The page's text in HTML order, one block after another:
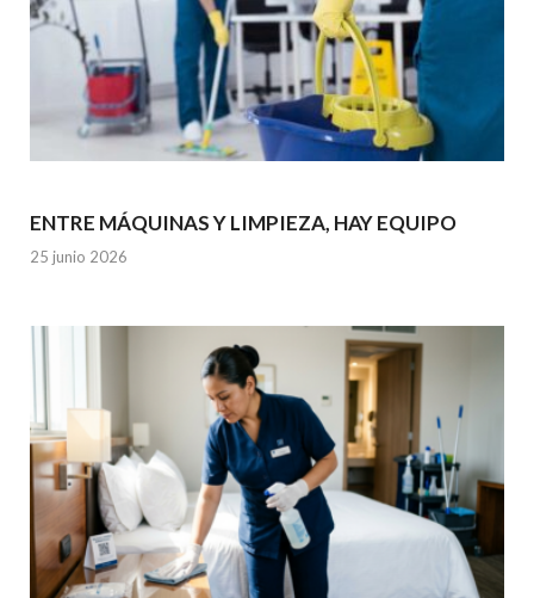
ENTRE MÁQUINAS Y LIMPIEZA, HAY EQUIPO
25 junio 2026